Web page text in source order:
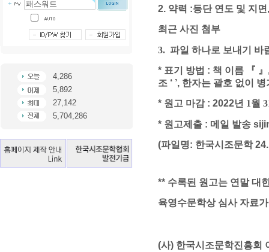
4,286
5,892
27,142
5,704,286
2. 약력 :등단 연도 및 지면
최근 사진 첨부
3. 파일 하나로 보내기 바
* 표기 방법 : 책 이름 『 』
조 ‘ ’, 한자는 괄호 없이 병
* 원고 마감 : 2022년 1월
* 원고제출 : 메일 발송
(파일명: 한국시조문학
** 수록된 원고는 연말 대
육영수문학상 심사 자료
(사) 한국시조문학진흥회